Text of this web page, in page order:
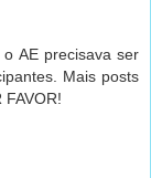
AE precisava ser
Mais posts